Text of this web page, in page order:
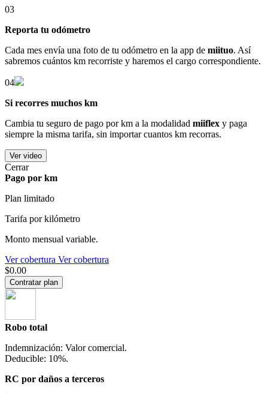
03
Reporta tu odómetro
Cada mes envía una foto de tu odómetro en la app de miituo. Así
sabremos cuántos km recorriste y haremos el cargo correspondiente.
04
Si recorres muchos km
Cambia tu seguro de pago por km a la modalidad miiflex y paga
siempre la misma tarifa, sin importar cuantos km recorras.
Ver video
Cerrar
Pago por km
Plan limitado
Tarifa por kilómetro
Monto mensual variable.
Ver cobertura Ver cobertura
$0.00
Contratar plan
Robo total
Indemnización: Valor comercial.
Deducible: 10%.
RC por daños a terceros